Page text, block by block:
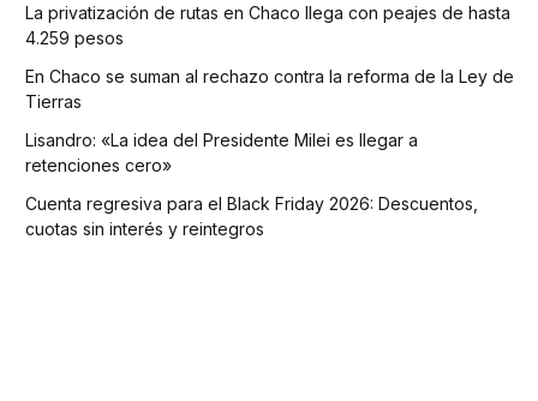
La privatización de rutas en Chaco llega con peajes de hasta
4.259 pesos
En Chaco se suman al rechazo contra la reforma de la Ley de
Tierras
Lisandro: «La idea del Presidente Milei es llegar a
retenciones cero»
Cuenta regresiva para el Black Friday 2026: Descuentos,
cuotas sin interés y reintegros